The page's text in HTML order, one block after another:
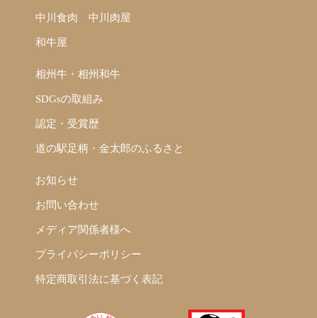
中川食肉 中川肉屋
和牛屋
相州牛・相州和牛
SDGsの取組み
認定・受賞歴
道の駅足柄・金太郎のふるさと
お知らせ
お問い合わせ
メディア関係者様へ
プライバシーポリシー
特定商取引法に基づく表記